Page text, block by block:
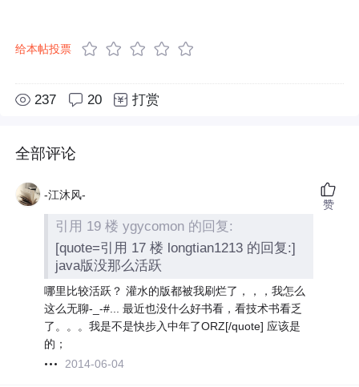
给本帖投票
237 20 打赏
全部评论
-江沐风-
引用 19 楼 ygycomon 的回复:
[quote=引用 17 楼 longtian1213 的回复:]
java版没那么活跃
哪里比较活跃？ 灌水的版都被我刷烂了，，，我怎么
这么无聊-_-#... 最近也没什么好书看，看技术书看乏
了。。。我是不是快步入中年了ORZ[/quote] 应该是
的；
2014-06-04
赞